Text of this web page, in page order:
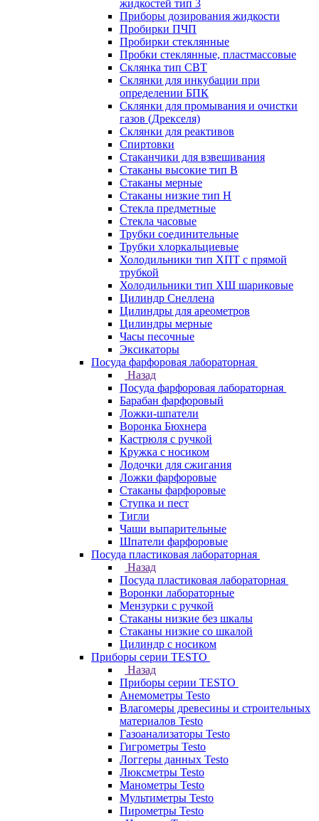
жидкостей тип 3
Приборы дозирования жидкости
Пробирки ПЧП
Пробирки стеклянные
Пробки стеклянные, пластмассовые
Склянка тип СВТ
Склянки для инкубации при
определении БПК
Склянки для промывания и очистки
газов (Дрекселя)
Склянки для реактивов
Спиртовки
Стаканчики для взвешивания
Стаканы высокие тип В
Стаканы мерные
Стаканы низкие тип Н
Стекла предметные
Стекла часовые
Трубки соединительные
Трубки хлоркальциевые
Холодильники тип ХПТ с прямой
трубкой
Холодильники тип ХШ шариковые
Цилиндр Снеллена
Цилиндры для ареометров
Цилиндры мерные
Часы песочные
Эксикаторы
Посуда фарфоровая лабораторная
Назад
Посуда фарфоровая лабораторная
Барабан фарфоровый
Ложки-шпатели
Воронка Бюхнера
Кастрюля с ручкой
Кружка с носиком
Лодочки для сжигания
Ложки фарфоровые
Стаканы фарфоровые
Ступка и пест
Тигли
Чаши выпарительные
Шпатели фарфоровые
Посуда пластиковая лабораторная
Назад
Посуда пластиковая лабораторная
Воронки лабораторные
Мензурки с ручкой
Стаканы низкие без шкалы
Стаканы низкие со шкалой
Цилиндр с носиком
Приборы серии TESTO
Назад
Приборы серии TESTO
Анемометры Testo
Влагомеры древесины и строительных
материалов Testo
Газоанализаторы Testo
Гигрометры Testo
Логгеры данных Testo
Люксметры Testo
Манометры Testo
Мультиметры Testo
Пирометры Testo